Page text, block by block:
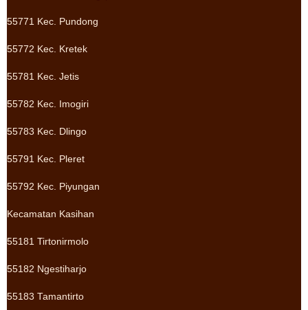
55771 Kec. Pundong
55772 Kec. Kretek
55781 Kec. Jetis
55782 Kec. Imogiri
55783 Kec. Dlingo
55791 Kec. Pleret
55792 Kec. Piyungan
Kecamatan Kasihan
55181 Tirtonirmolo
55182 Ngestiharjo
55183 Tamantirto